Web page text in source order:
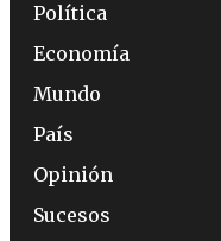
Política
Economía
Mundo
País
Opinión
Sucesos